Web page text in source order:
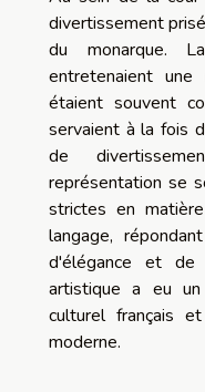
divertissement
du monarque.
entretenaient
étaient souvent
servaient à la fois
de
représentation se
strictes en
langage,
d'élégance et de
artistique a eu
culturel français
moderne.